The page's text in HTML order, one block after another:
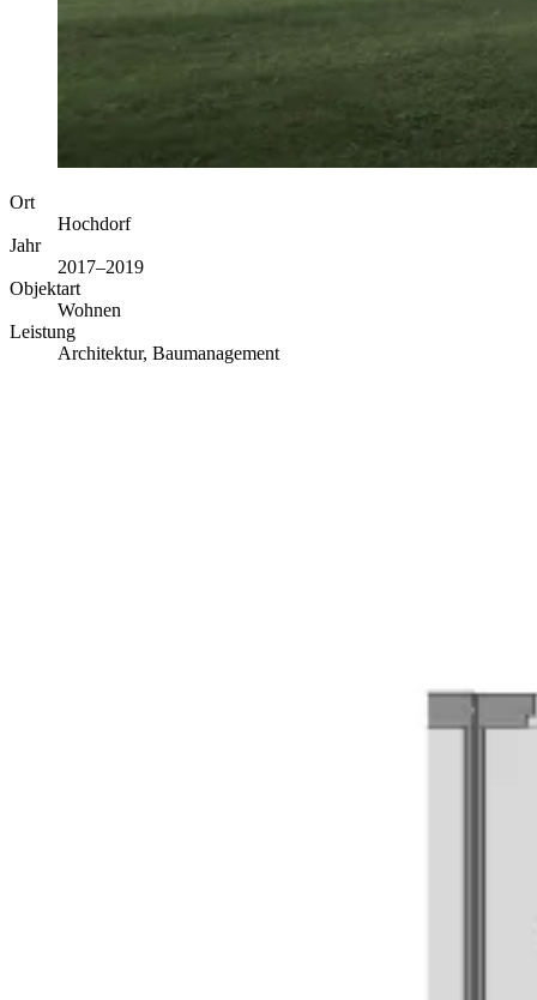
Ort
Hochdorf
Jahr
2017–2019
Objektart
Wohnen
Leistung
Architektur, Baumanagement